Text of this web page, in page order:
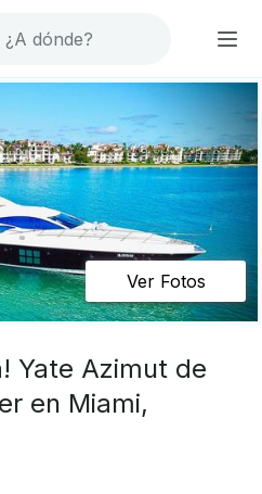
Ver Fotos
Yate Azimut de
en Miami,